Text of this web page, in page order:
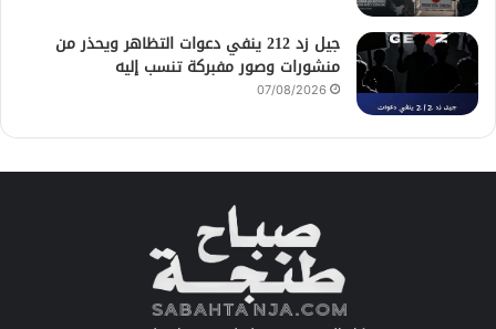
جيل زد 212 ينفي دعوات التظاهر ويحذر من
منشورات وصور مفبركة تنسب إليه
07/08/2026